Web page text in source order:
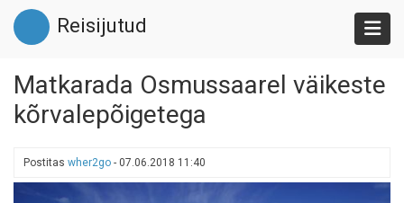
Liigu
edasi
põhisisu
Reisijutud
Matkarada Osmussaarel väikeste
kõrvalepõigetega
Postitas wher2go - 07.06.2018 11:40